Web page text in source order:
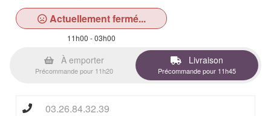
Actuellement fermé...
11h00 - 03h00
À emporter
Précommande pour 11h20
Livraison
Précommande pour 11h45
03.26.84.32.39